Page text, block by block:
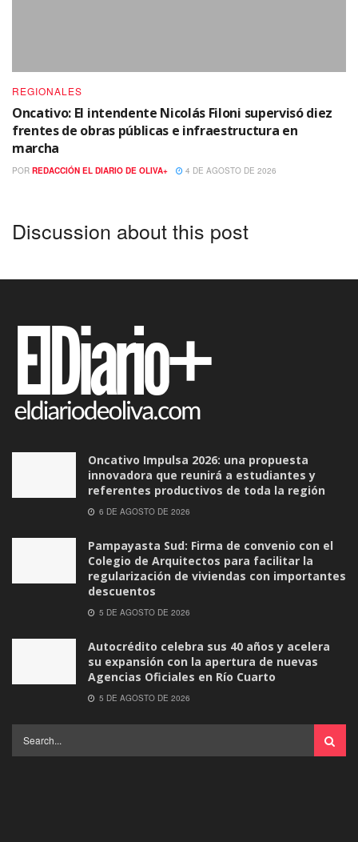
REGIONALES
Oncativo: El intendente Nicolás Filoni supervisó diez
frentes de obras públicas e infraestructura en
marcha
POR REDACCIÓN EL DIARIO DE OLIVA+ 4 DE AGOSTO DE 2026
Discussion about this post
Oncativo Impulsa 2026: una propuesta
innovadora que reunirá a estudiantes y
referentes productivos de toda la región
6 DE AGOSTO DE 2026
Pampayasta Sud: Firma de convenio con el
Colegio de Arquitectos para facilitar la
regularización de viviendas con importantes
descuentos
5 DE AGOSTO DE 2026
Autocrédito celebra sus 40 años y acelera
su expansión con la apertura de nuevas
Agencias Oficiales en Río Cuarto
5 DE AGOSTO DE 2026